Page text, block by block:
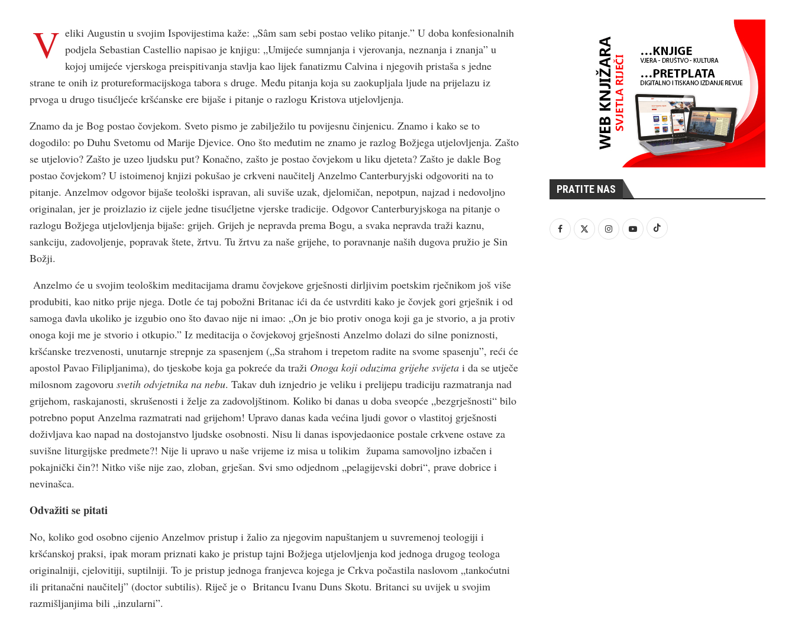
V eliki Augustin u svojim Ispovijestima kaže: „Sâm sam sebi postao veliko pitanje.” U doba konfesionalnih
podjela Sebastian Castellio napisao je knjigu: „Umijeće sumnjanja i vjerovanja, neznanja i znanja” u
kojoj umijeće vjerskoga preispitivanja stavlja kao lijek fanatizmu Calvina i njegovih pristaša s jedne
strane te onih iz protureformacijskoga tabora s druge. Među pitanja koja su zaokupljala ljude na prijelazu iz
prvoga u drugo tisućljeće kršćanske ere bijaše i pitanje o razlogu Kristova utjelovljenja.
Znamo da je Bog postao čovjekom. Sveto pismo je zabilježilo tu povijesnu činjenicu. Znamo i kako se to
dogodilo: po Duhu Svetomu od Marije Djevice. Ono što međutim ne znamo je razlog Božjega utjelovljenja. Zašto
se utjelovio? Zašto je uzeo ljudsku put? Konačno, zašto je postao čovjekom u liku djeteta? Zašto je dakle Bog
postao čovjekom? U istoimenoj knjizi pokušao je crkveni naučitelj Anzelmo Canterburyjski odgovoriti na to
pitanje. Anzelmov odgovor bijaše teološki ispravan, ali suviše uzak, djelomičan, nepotpun, najzad i nedovoljno
originalan, jer je proizlazio iz cijele jedne tisućljetne vjerske tradicije. Odgovor Canterburyjskoga na pitanje o
razlogu Božjega utjelovljenja bijaše: grijeh. Grijeh je nepravda prema Bogu, a svaka nepravda traži kaznu,
sankciju, zadovoljenje, popravak štete, žrtvu. Tu žrtvu za naše grijehe, to poravnanje naših dugova pružio je Sin
Božji.
Anzelmo će u svojim teološkim meditacijama dramu čovjekove grješnosti dirljivim poetskim rječnikom još više
produbiti, kao nitko prije njega. Dotle će taj pobožni Britanac ići da će ustvrditi kako je čovjek gori grješnik i od
samoga đavla ukoliko je izgubio ono što đavao nije ni imao: „On je bio protiv onoga koji ga je stvorio, a ja protiv
onoga koji me je stvorio i otkupio.” Iz meditacija o čovjekovoj grješnosti Anzelmo dolazi do silne poniznosti,
kršćanske trezvenosti, unutarnje strepnje za spasenjem („Sa strahom i trepetom radite na svome spasenju”, reći će
apostol Pavao Filipljanima), do tjeskobe koja ga pokreće da traži Onoga koji oduzima grijehe svijeta i da se utječe
milosnom zagovoru svetih odvjetnika na nebu. Takav duh iznjedrio je veliku i prelijepu tradiciju razmatranja nad
grijehom, raskajanosti, skrušenosti i želje za zadovoljštinom. Koliko bi danas u doba sveopće „bezgrješnosti“ bilo
potrebno poput Anzelma razmatrati nad grijehom! Upravo danas kada većina ljudi govor o vlastitoj grješnosti
doživljava kao napad na dostojanstvo ljudske osobnosti. Nisu li danas ispovjedaonice postale crkvene ostave za
suvišne liturgijske predmete?! Nije li upravo u naše vrijeme iz misa u tolikim župama samovoljno izbačen i
pokajnički čin?! Nitko više nije zao, zloban, grješan. Svi smo odjednom „pelagijevski dobri“, prave dobrice i
nevinašca.
Odvažiti se pitati
No, koliko god osobno cijenio Anzelmov pristup i žalio za njegovim napuštanjem u suvremenoj teologiji i
kršćanskoj praksi, ipak moram priznati kako je pristup tajni Božjega utjelovljenja kod jednoga drugog teologa
originalniji, cjelovitiji, suptilniji. To je pristup jednoga franjevca kojega je Crkva počastila naslovom „tankoćutni
ili pritanačni naučitelj” (doctor subtilis). Riječ je o Britancu Ivanu Duns Skotu. Britanci su uvijek u svojim
razmišljanjima bili „inzularni”.
PRATITE NAS